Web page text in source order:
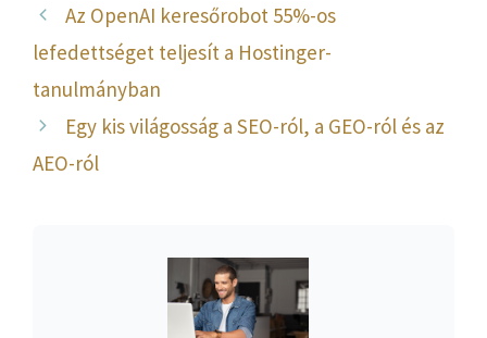
Az OpenAI keresőrobot 55%-os
lefedettséget teljesít a Hostinger-
tanulmányban
Egy kis világosság a SEO-ról, a GEO-ról és az
AEO-ról